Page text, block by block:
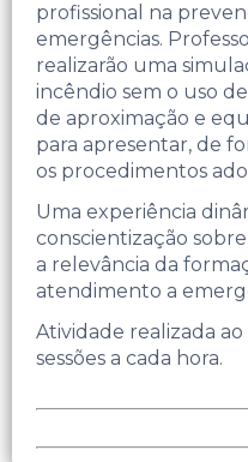
profissional na
emergências.
realizarão uma
incêndio sem o uso
de aproximação e
para apresentar, de
os procedimentos
Uma experiência
conscientização
a relevância da
atendimento a
Atividade realizada
sessões a cada hora.